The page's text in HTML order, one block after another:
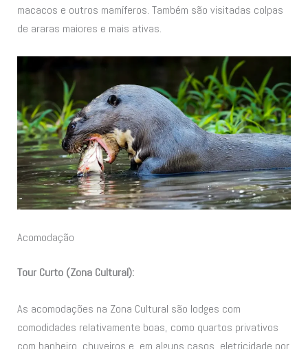
macacos e outros mamíferos. Também são visitadas colpas
de araras maiores e mais ativas.
Acomodação
Tour Curto (Zona Cultural):
As acomodações na Zona Cultural são lodges com
comodidades relativamente boas, como quartos privativos